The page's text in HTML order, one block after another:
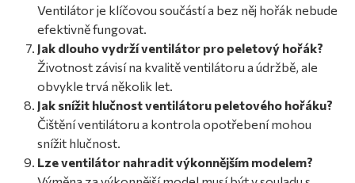
Ventilátor je klíčovou součástí a bez něj hořák nebude
efektivně fungovat.
Jak dlouho vydrží ventilátor pro peletový hořák?
Životnost závisí na kvalitě ventilátoru a údržbě, ale
obvykle trvá několik let.
Jak snížit hlučnost ventilátoru peletového hořáku?
Čištění ventilátoru a kontrola opotřebení mohou
snížit hlučnost.
Lze ventilátor nahradit výkonnějším modelem?